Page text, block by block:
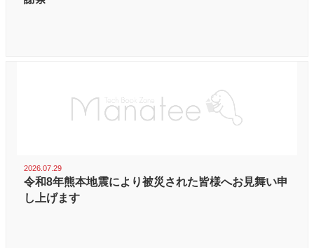
2026.07.29
令和8年熊本地震により被災された皆様へお見舞い申
し上げます